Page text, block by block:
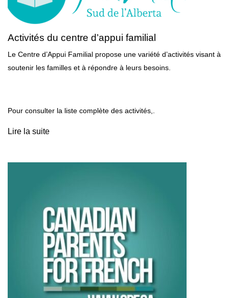
Activités du centre d’appui familial
Le Centre d’Appui Familial propose une variété d’activités visant à
soutenir les familles et à répondre à leurs besoins.
Pour consulter la liste complète des activités,.
Lire la suite